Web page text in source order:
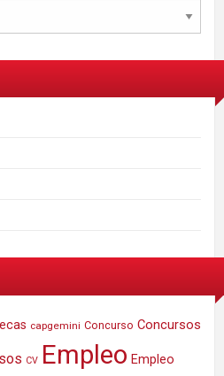
capgemini Concurso Concursos
CV Empleo Empleo